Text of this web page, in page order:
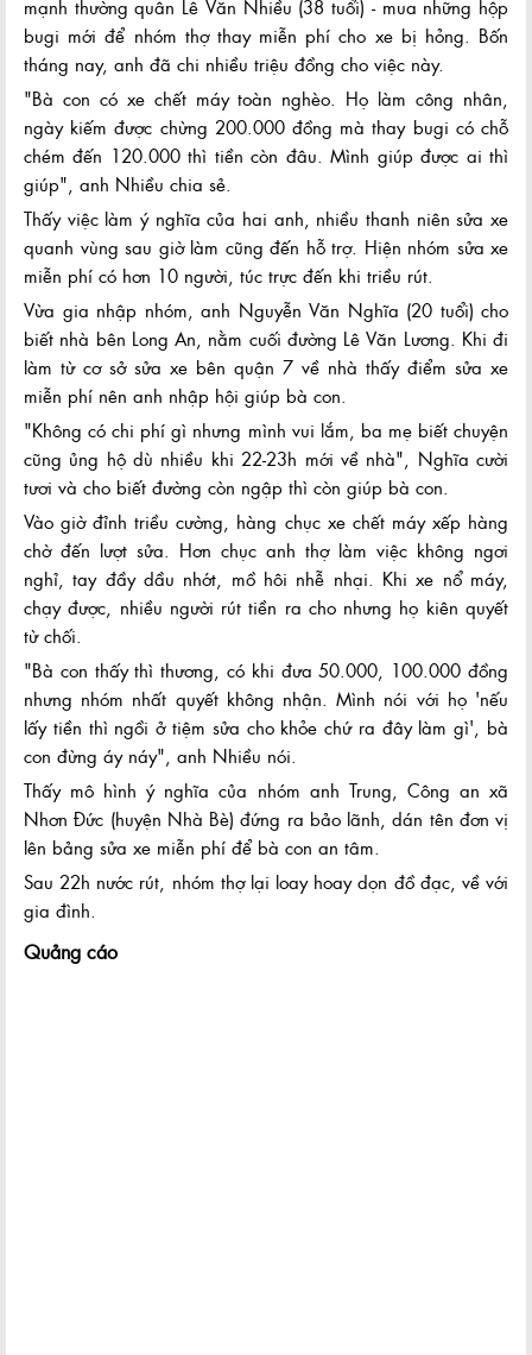
mạnh thường quân Lê Văn Nhiều (38 tuổi) - mua những hộp
bugi mới để nhóm thợ thay miễn phí cho xe bị hỏng. Bốn
tháng nay, anh đã chi nhiều triệu đồng cho việc này.
"Bà con có xe chết máy toàn nghèo. Họ làm công nhân,
ngày kiếm được chừng 200.000 đồng mà thay bugi có chỗ
chém đến 120.000 thì tiền còn đâu. Mình giúp được ai thì
giúp", anh Nhiều chia sẻ.
Thấy việc làm ý nghĩa của hai anh, nhiều thanh niên sửa xe
quanh vùng sau giờ làm cũng đến hỗ trợ. Hiện nhóm sửa xe
miễn phí có hơn 10 người, túc trực đến khi triều rút.
Vừa gia nhập nhóm, anh Nguyễn Văn Nghĩa (20 tuổi) cho
biết nhà bên Long An, nằm cuối đường Lê Văn Lương. Khi đi
làm từ cơ sở sửa xe bên quận 7 về nhà thấy điểm sửa xe
miễn phí nên anh nhập hội giúp bà con.
"Không có chi phí gì nhưng mình vui lắm, ba mẹ biết chuyện
cũng ủng hộ dù nhiều khi 22-23h mới về nhà", Nghĩa cười
tươi và cho biết đường còn ngập thì còn giúp bà con.
Vào giờ đỉnh triều cường, hàng chục xe chết máy xếp hàng
chờ đến lượt sửa. Hơn chục anh thợ làm việc không ngơi
nghỉ, tay đầy dầu nhớt, mồ hôi nhễ nhại. Khi xe nổ máy,
chạy được, nhiều người rút tiền ra cho nhưng họ kiên quyết
từ chối.
"Bà con thấy thì thương, có khi đưa 50.000, 100.000 đồng
nhưng nhóm nhất quyết không nhận. Mình nói với họ 'nếu
lấy tiền thì ngồi ở tiệm sửa cho khỏe chứ ra đây làm gì', bà
con đừng áy náy", anh Nhiều nói.
Thấy mô hình ý nghĩa của nhóm anh Trung, Công an xã
Nhơn Đức (huyện Nhà Bè) đứng ra bảo lãnh, dán tên đơn vị
lên bảng sửa xe miễn phí để bà con an tâm.
Sau 22h nước rút, nhóm thợ lại loay hoay dọn đồ đạc, về với
gia đình.
Quảng cáo